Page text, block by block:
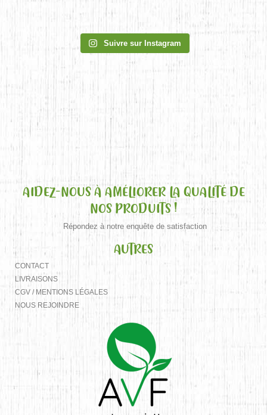
Suivre sur Instagram
AIDEZ-NOUS À AMÉLIORER LA QUALITÉ DE
NOS PRODUITS !
Répondez à notre enquête de satisfaction
AUTRES
CONTACT
LIVRAISONS
CGV / MENTIONS LÉGALES
NOUS REJOINDRE